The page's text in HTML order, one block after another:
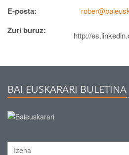
E-posta:
Zuri buruz: http://
BAI EUSKARARI BULETINA